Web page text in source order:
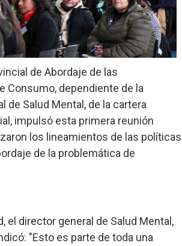
de Abordaje de las
Consumo, dependiente de la
de Salud Mental, de la cartera
impulsó esta primera reunión
los lineamientos de las políticas
de la problemática de
el director general de Salud Mental,
"Esto es parte de toda una